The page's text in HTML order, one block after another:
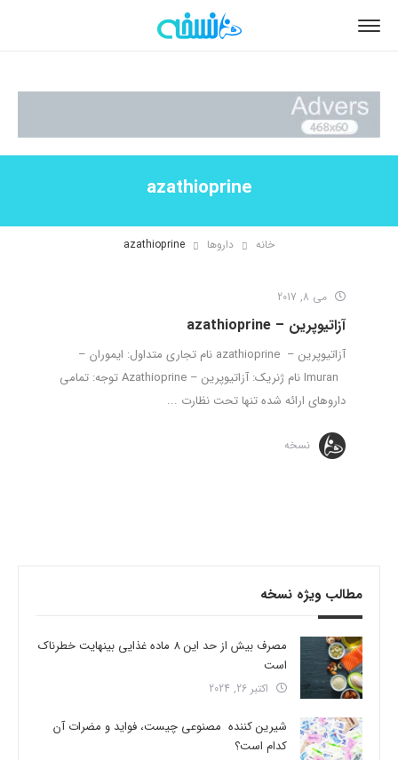
azathioprine
خانه داروها azathioprine
می 8, 2017
آزاتیوپرین – azathioprine
آزاتیوپرین – azathioprine نام تجاری متداول: ایموران –
Imuran نام ژنریک: آزاتیوپرین – Azathioprine توجه: تمامی
داروهای ارائه شده تنها تحت نظارت ...
نسخه
مطالب ویژه نسخه
مصرف بیش از حد این 8 ماده غذایی بینهایت خطرناک
است
اکتبر 26, 2024
شیرین کننده مصنوعی چیست، فواید و مضرات آن
کدام است؟